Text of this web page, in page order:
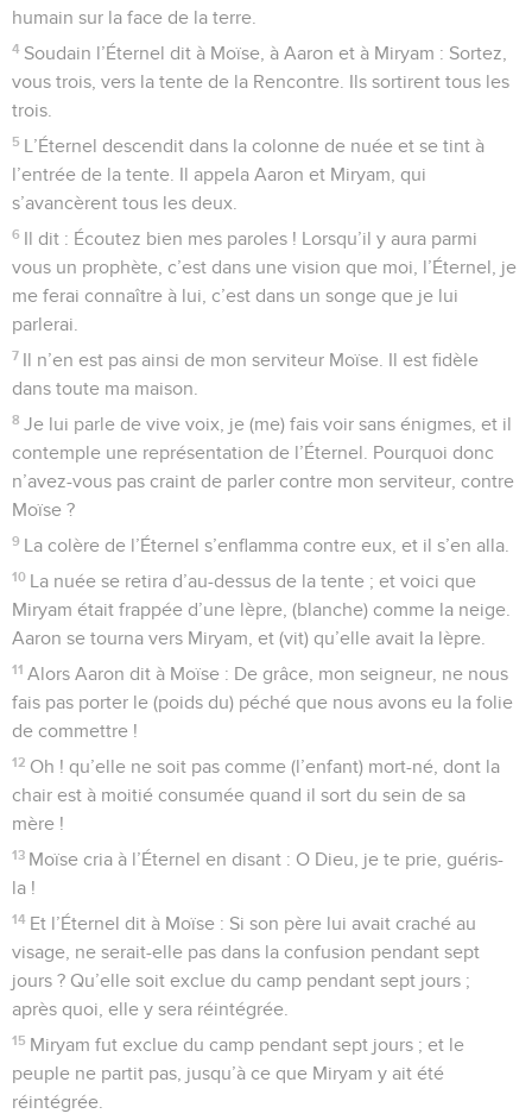
humain sur la face de la terre.
4 Soudain l’Éternel dit à Moïse, à Aaron et à Miryam : Sortez,
vous trois, vers la tente de la Rencontre. Ils sortirent tous les
trois.
5 L’Éternel descendit dans la colonne de nuée et se tint à
l’entrée de la tente. Il appela Aaron et Miryam, qui
s’avancèrent tous les deux.
6 Il dit : Écoutez bien mes paroles ! Lorsqu’il y aura parmi
vous un prophète, c’est dans une vision que moi, l’Éternel, je
me ferai connaître à lui, c’est dans un songe que je lui
parlerai.
7 Il n’en est pas ainsi de mon serviteur Moïse. Il est fidèle
dans toute ma maison.
8 Je lui parle de vive voix, je (me) fais voir sans énigmes, et il
contemple une représentation de l’Éternel. Pourquoi donc
n’avez-vous pas craint de parler contre mon serviteur, contre
Moïse ?
9 La colère de l’Éternel s’enflamma contre eux, et il s’en alla.
10 La nuée se retira d’au-dessus de la tente ; et voici que
Miryam était frappée d’une lèpre, (blanche) comme la neige.
Aaron se tourna vers Miryam, et (vit) qu’elle avait la lèpre.
11 Alors Aaron dit à Moïse : De grâce, mon seigneur, ne nous
fais pas porter le (poids du) péché que nous avons eu la folie
de commettre !
12 Oh ! qu’elle ne soit pas comme (l’enfant) mort-né, dont la
chair est à moitié consumée quand il sort du sein de sa
mère !
13 Moïse cria à l’Éternel en disant : O Dieu, je te prie, guéris-
la !
14 Et l’Éternel dit à Moïse : Si son père lui avait craché au
visage, ne serait-elle pas dans la confusion pendant sept
jours ? Qu’elle soit exclue du camp pendant sept jours ;
après quoi, elle y sera réintégrée.
15 Miryam fut exclue du camp pendant sept jours ; et le
peuple ne partit pas, jusqu’à ce que Miryam y ait été
réintégrée.